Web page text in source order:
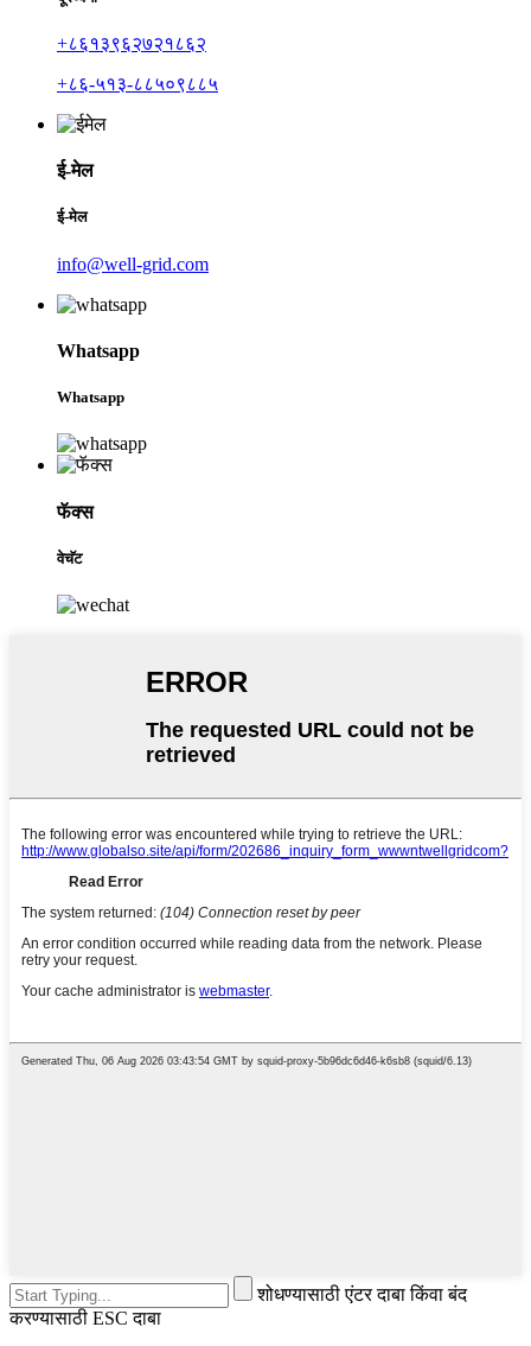
+८६१३९६२७२१८६२
+८६-५१३-८८५०९८८५
ई-मेल
ई-मेल
info@well-grid.com
Whatsapp
Whatsapp
फॅक्स
वेचॅट
शोधण्यासाठी एंटर दाबा किंवा बंद
करण्यासाठी ESC दाबा